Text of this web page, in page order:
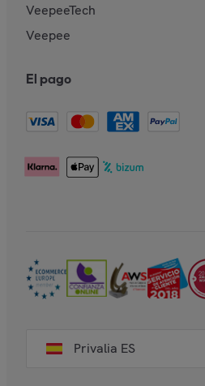
VeepeeTech
Veepee
El pago
Privalia ES